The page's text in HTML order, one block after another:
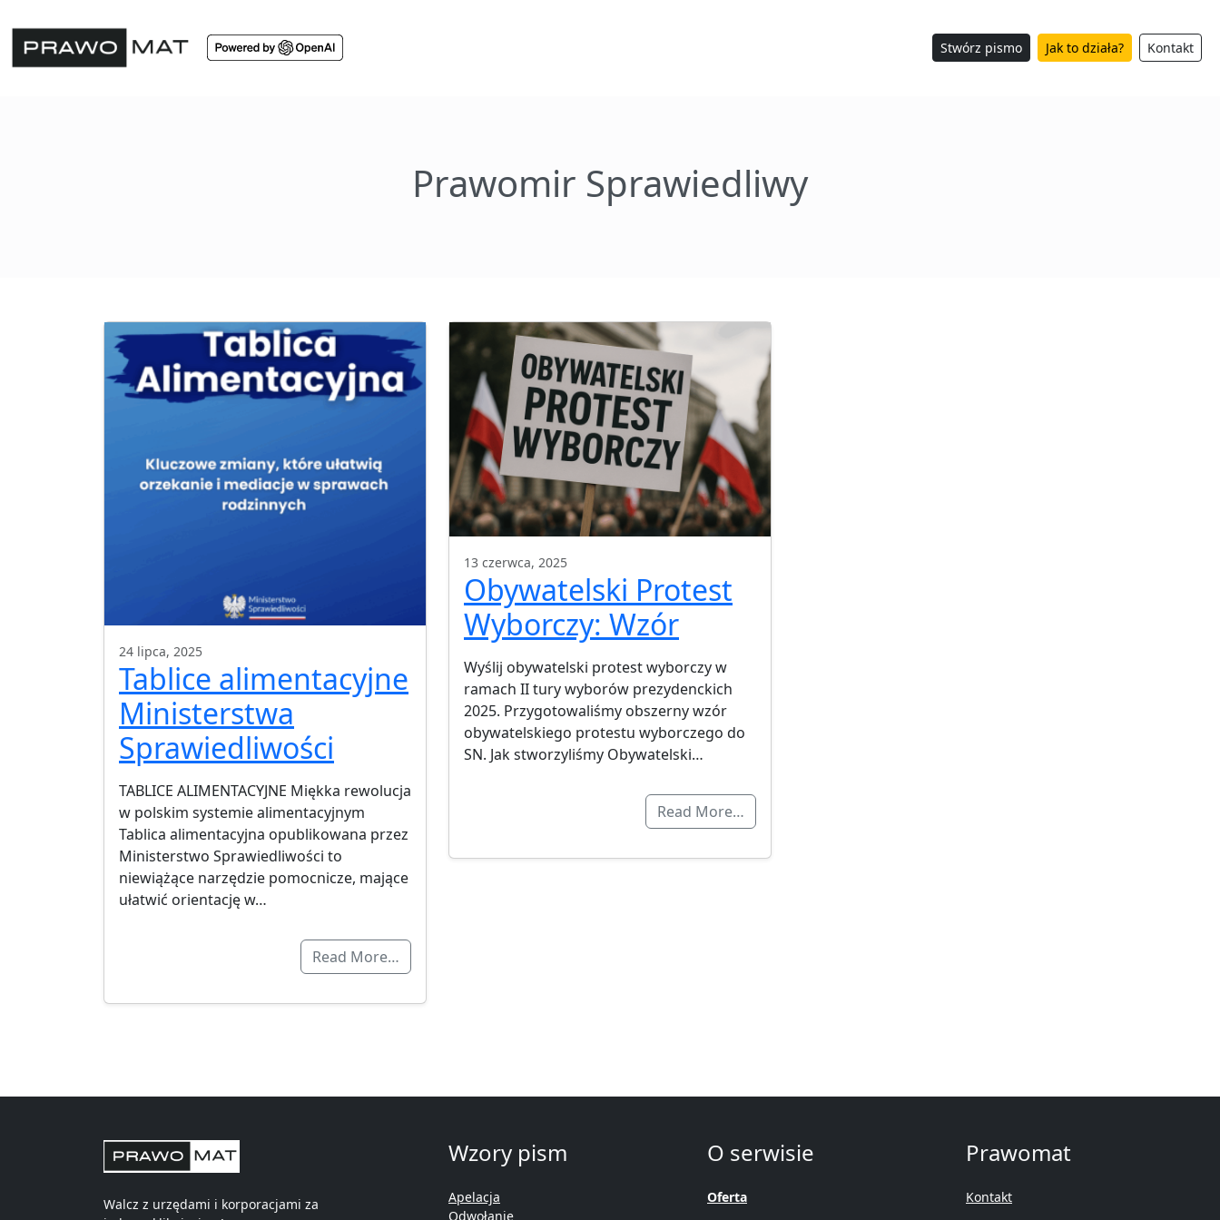
Stwórz pismo Jak to działa? Kontakt
Prawomir Sprawiedliwy
24 lipca, 2025
Tablice alimentacyjne
Ministerstwa
Sprawiedliwości
TABLICE ALIMENTACYJNE Miękka rewolucja
w polskim systemie alimentacyjnym
Tablica alimentacyjna opublikowana przez
Ministerstwo Sprawiedliwości to
niewiążące narzędzie pomocnicze, mające
ułatwić orientację w…
Read More…
13 czerwca, 2025
Obywatelski Protest
Wyborczy: Wzór
Wyślij obywatelski protest wyborczy w
ramach II tury wyborów prezydenckich
2025. Przygotowaliśmy obszerny wzór
obywatelskiego protestu wyborczego do
SN. Jak stworzyliśmy Obywatelski…
Read More…
Walcz z urzędami i korporacjami za
Wzory pism
Apelacja
Odwołanie
O serwisie
Oferta
Prawomat
Kontakt